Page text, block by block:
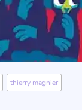
thierry magnier